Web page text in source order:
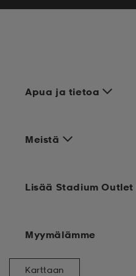
Apua ja tietoa
Meistä
Lisää Stadium Outlet
Myymälämme
Karttaan